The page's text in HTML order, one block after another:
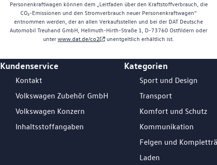
Personenkraftwagen können dem „Leitfaden über den Kraftstoffverbrauch, die
CO₂-Emissionen und den Stromverbrauch neuer Personenkraftwagen“
entnommen werden, der an allen Verkaufsstellen und bei der DAT Deutsche
Automobil Treuhand GmbH, Hellmuth-Hirth-Straße 1, D-73760 Ostfildern oder
unterwww.dat.de/co2 unentgeltlich erhältlich ist.
Footer Teaser
Kundenservice
Kontakt
Volkswagen Zubehör GmbH
Volkswagen Konzern
Inhaltsstoffangaben
Kategorien
Sport und Design
Transport
Komfort und Schutz
Kommunikation
Felgen und
Laden